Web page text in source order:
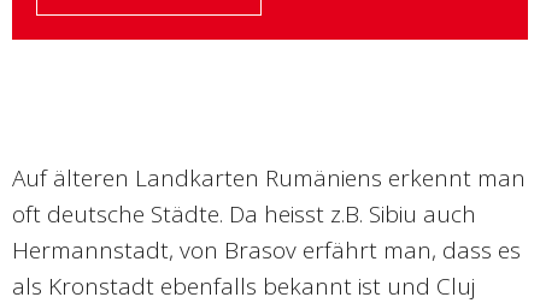
Auf älteren Landkarten Rumäniens erkennt man
oft deutsche Städte. Da heisst z.B. Sibiu auch
Hermannstadt, von Brasov erfährt man, dass es
als Kronstadt ebenfalls bekannt ist und Cluj